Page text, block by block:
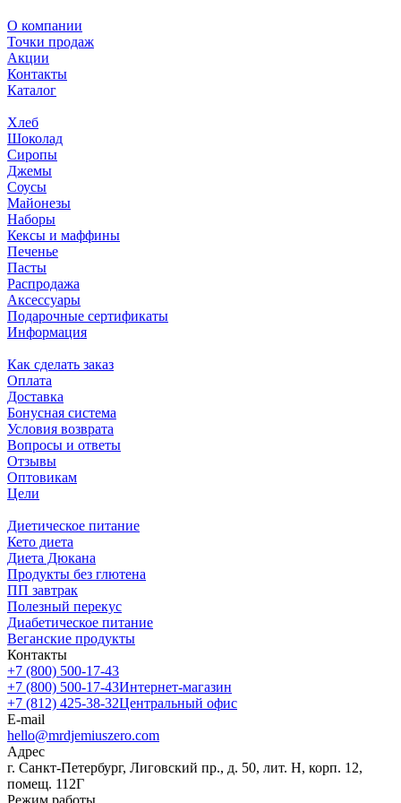
О компании
Точки продаж
Акции
Контакты
Каталог
Хлеб
Шоколад
Сиропы
Джемы
Соусы
Майонезы
Наборы
Кексы и маффины
Печенье
Пасты
Распродажа
Аксессуары
Подарочные сертификаты
Информация
Как сделать заказ
Оплата
Доставка
Бонусная система
Условия возврата
Вопросы и ответы
Отзывы
Оптовикам
Цели
Диетическое питание
Кето диета
Диета Дюкана
Продукты без глютена
ПП завтрак
Полезный перекус
Диабетическое питание
Веганские продукты
Контакты
+7 (800) 500-17-43
+7 (800) 500-17-43Интернет-магазин
+7 (812) 425-38-32Центральный офис
E-mail
hello@mrdjemiuszero.com
Адрес
г. Санкт-Петербург, Лиговский пр., д. 50, лит. Н, корп. 12,
помещ. 112Г
Режим работы